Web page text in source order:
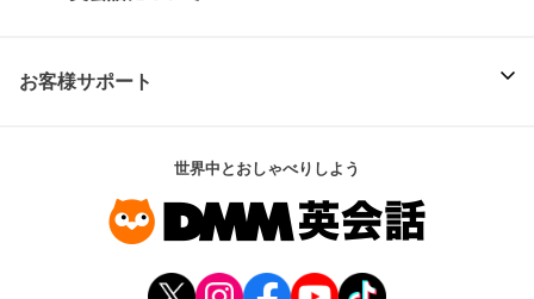
お客様サポート
世界中とおしゃべりしよう